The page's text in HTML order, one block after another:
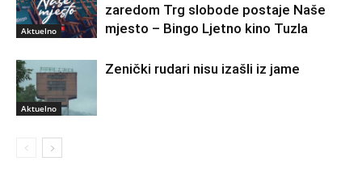
Aktuelno
zaredom Trg slobode postaje Naše
mjesto – Bingo Ljetno kino Tuzla
Aktuelno
Zenički rudari nisu izašli iz jame